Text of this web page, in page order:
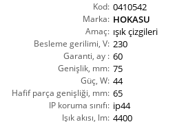
Kod: 0410542
Marka: HOKASU
Amaç: ışık çizgileri
Besleme gerilimi, V: 230
Garanti, ay : 60
Genişlik, mm: 75
Güç, W: 44
Hafif parça genişliği, mm: 65
IP koruma sınıfı: ip44
Işık akısı, lm: 4400